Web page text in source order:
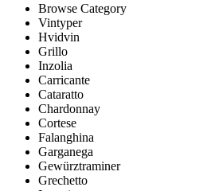
Browse Category
Vintyper
Hvidvin
Grillo
Inzolia
Carricante
Cataratto
Chardonnay
Cortese
Falanghina
Garganega
Gewürztraminer
Grechetto